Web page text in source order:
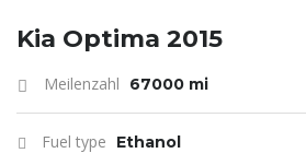
Kia Optima 2015
Meilenzahl 67000 mi
Fuel type Ethanol